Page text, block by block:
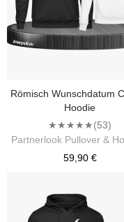
Römisch Wunschdatum
Hoodie
★★★★★(53)
Partnerlook Pullover &
59,90 €